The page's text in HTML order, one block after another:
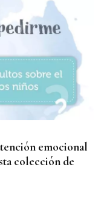
emocional
colección de